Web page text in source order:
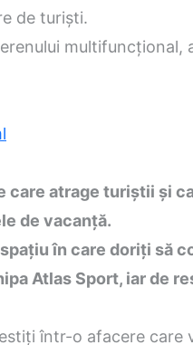
de turişti.
multifuncţional,
care atrage turiştii şi
de vacanţă.
în care doriţi să
Atlas Sport, iar de
într-o afacere care